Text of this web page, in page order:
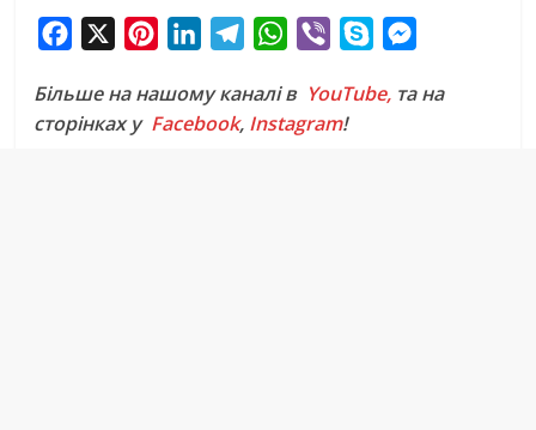
c
e
n
t
n
k
l
e
W
a
t
b
e
y
s
Більше на нашому каналі в YouTube, та на
сторінках у Facebook, Instagram!